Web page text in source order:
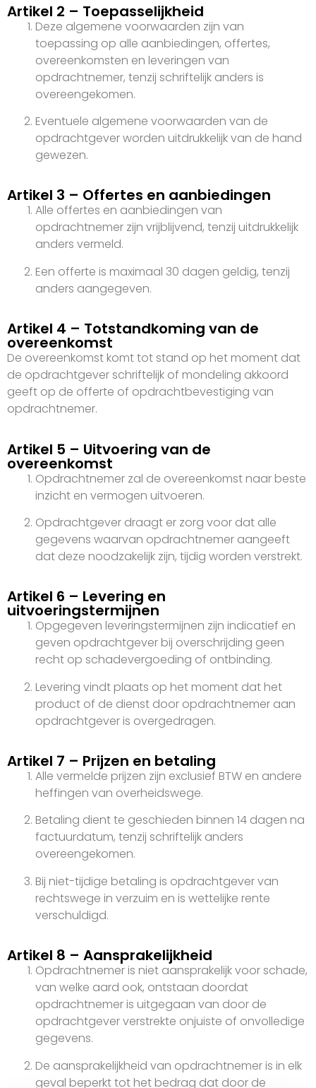
Artikel 2 – Toepasselijkheid
Deze algemene voorwaarden zijn van
toepassing op alle aanbiedingen, offertes,
overeenkomsten en leveringen van
opdrachtnemer, tenzij schriftelijk anders is
overeengekomen.
Eventuele algemene voorwaarden van de
opdrachtgever worden uitdrukkelijk van de hand
gewezen.
Artikel 3 – Offertes en aanbiedingen
Alle offertes en aanbiedingen van
opdrachtnemer zijn vrijblijvend, tenzij uitdrukkelijk
anders vermeld.
Een offerte is maximaal 30 dagen geldig, tenzij
anders aangegeven.
Artikel 4 – Totstandkoming van de
overeenkomst
De overeenkomst komt tot stand op het moment dat
de opdrachtgever schriftelijk of mondeling akkoord
geeft op de offerte of opdrachtbevestiging van
opdrachtnemer.
Artikel 5 – Uitvoering van de
overeenkomst
Opdrachtnemer zal de overeenkomst naar beste
inzicht en vermogen uitvoeren.
Opdrachtgever draagt er zorg voor dat alle
gegevens waarvan opdrachtnemer aangeeft
dat deze noodzakelijk zijn, tijdig worden verstrekt.
Artikel 6 – Levering en
uitvoeringstermijnen
Opgegeven leveringstermijnen zijn indicatief en
geven opdrachtgever bij overschrijding geen
recht op schadevergoeding of ontbinding.
Levering vindt plaats op het moment dat het
product of de dienst door opdrachtnemer aan
opdrachtgever is overgedragen.
Artikel 7 – Prijzen en betaling
Alle vermelde prijzen zijn exclusief BTW en andere
heffingen van overheidswege.
Betaling dient te geschieden binnen 14 dagen na
factuurdatum, tenzij schriftelijk anders
overeengekomen.
Bij niet-tijdige betaling is opdrachtgever van
rechtswege in verzuim en is wettelijke rente
verschuldigd.
Artikel 8 – Aansprakelijkheid
Opdrachtnemer is niet aansprakelijk voor schade,
van welke aard ook, ontstaan doordat
opdrachtnemer is uitgegaan van door de
opdrachtgever verstrekte onjuiste of onvolledige
gegevens.
De aansprakelijkheid van opdrachtnemer is in elk
geval beperkt tot het bedrag dat door de